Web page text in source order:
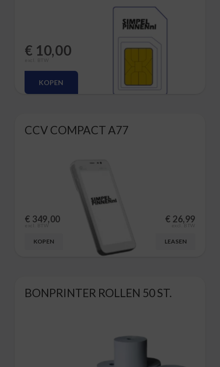
€ 10,00
KOPEN
CCV COMPACT A77
€ 349,00
excl. BTW
KOPEN
€ 26,99
excl. BTW
LEASEN
BONPRINTER ROLLEN 50 ST.